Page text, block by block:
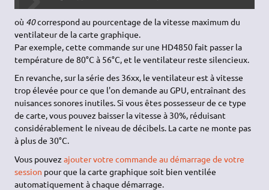
où 40correspond au pourcentage de la vitesse maximum du
ventilateur de la carte graphique.
Par exemple, cette commande sur une HD4850 fait passer la
température de 80°C à 56°C, et le ventilateur reste silencieux.
En revanche, sur la série des 36xx, le ventilateur est à vitesse
trop élevée pour ce que l'on demande au GPU, entraînant des
nuisances sonores inutiles. Si vous êtes possesseur de ce type
de carte, vous pouvez baisser la vitesse à 30%, réduisant
considérablement le niveau de décibels. La carte ne monte pas
à plus de 30°C.
Vous pouvezajouter votre commande au démarrage de votre
session pour que la carte graphique soit bien ventilée
automatiquement à chaque démarrage.